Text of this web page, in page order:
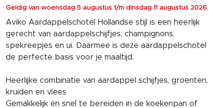
Geldig van woensdag 5 augustus t/m dinsdag 11 augustus 2026
Aviko Aardappelschotel Hollandse stijl is een heerlijk
gerecht van aardappelschijfjes, champignons,
spekreepjes en ui. Daarmee is deze aardappelschotel
de perfecte basis voor je maaltijd.
Heerlijke combinatie van aardappel schijfjes, groenten,
kruiden en vlees
Gemakkelijk en snel te bereiden in de koekenpan of